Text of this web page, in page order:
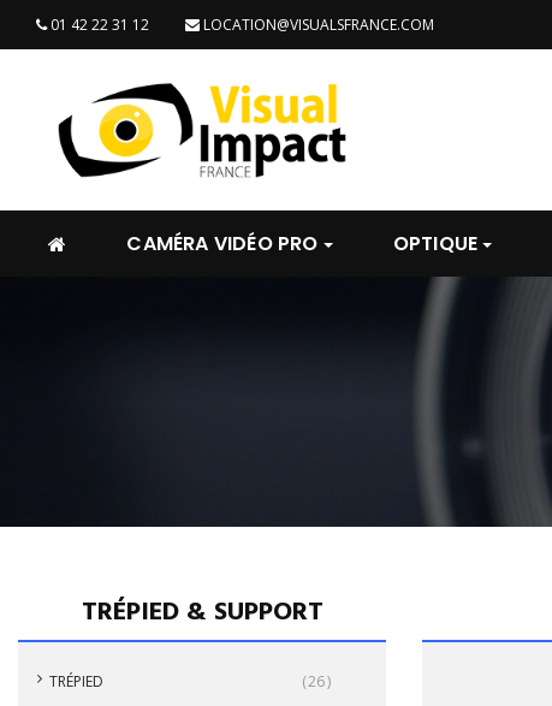
01 42 22 31 12 LOCATION@VISUALSFRANCE.COM
CAMÉRA VIDÉO PRO OPTIQUE
TRÉPIED & SUPPORT
TRÉPIED
26